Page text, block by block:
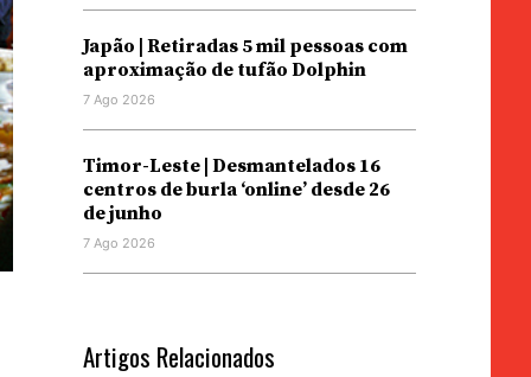
Japão | Retiradas 5 mil pessoas com
aproximação de tufão Dolphin
7 Ago 2026
Timor-Leste | Desmantelados 16
centros de burla ‘online’ desde 26
de junho
7 Ago 2026
Artigos Relacionados